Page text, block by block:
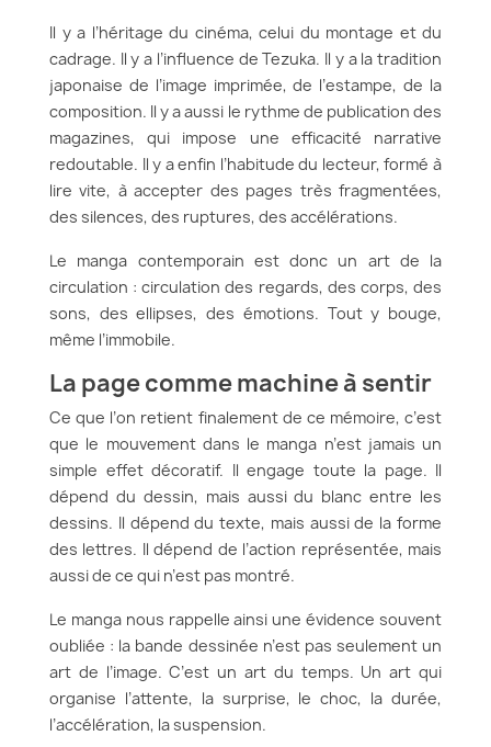
Il y a l’héritage du cinéma, celui du montage et du
cadrage. Il y a l’influence de Tezuka. Il y a la tradition
japonaise de l’image imprimée, de l’estampe, de la
composition. Il y a aussi le rythme de publication des
magazines, qui impose une efficacité narrative
redoutable. Il y a enfin l’habitude du lecteur, formé à
lire vite, à accepter des pages très fragmentées,
des silences, des ruptures, des accélérations.
Le manga contemporain est donc un art de la
circulation : circulation des regards, des corps, des
sons, des ellipses, des émotions. Tout y bouge,
même l’immobile.
La page comme machine à sentir
Ce que l’on retient finalement de ce mémoire, c’est
que le mouvement dans le manga n’est jamais un
simple effet décoratif. Il engage toute la page. Il
dépend du dessin, mais aussi du blanc entre les
dessins. Il dépend du texte, mais aussi de la forme
des lettres. Il dépend de l’action représentée, mais
aussi de ce qui n’est pas montré.
Le manga nous rappelle ainsi une évidence souvent
oubliée : la bande dessinée n’est pas seulement un
art de l’image. C’est un art du temps. Un art qui
organise l’attente, la surprise, le choc, la durée,
l’accélération, la suspension.